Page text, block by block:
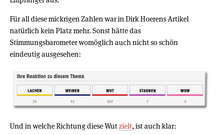
Für all diese mickrigen Zahlen war in Dirk Hoerens Artikel
natürlich kein Platz mehr. Sonst hätte das
Stimmungsbarometer womöglich auch nicht so schön
eindeutig ausgesehen:
Und in welche Richtung diese Wutzielt, ist auch klar: